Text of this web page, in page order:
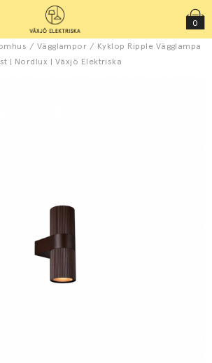
0
/ Vägglampor / Kyklop Ripple Vägglampa
| Nordlux | Växjö Elektriska